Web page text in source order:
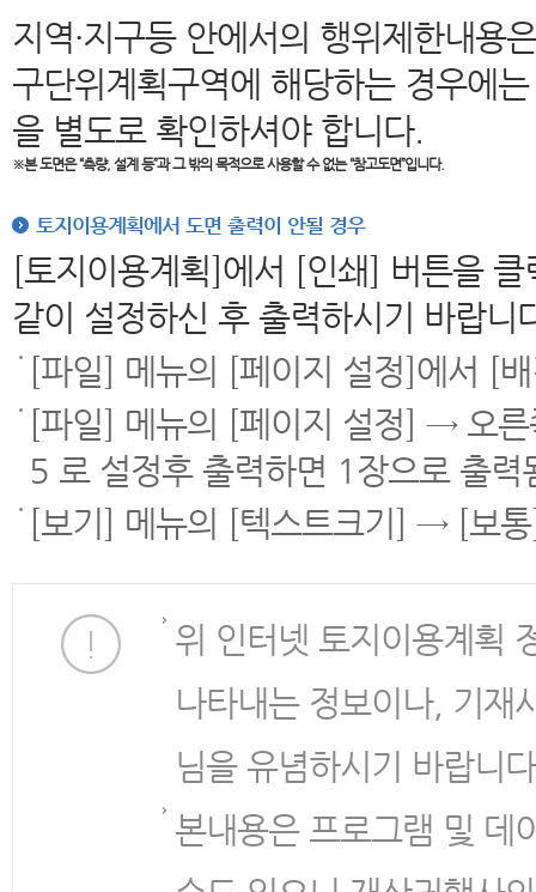
지역·지구등 안에서의 행위제한내용
구단위계획구역에 해당하는 경우에
을 별도로 확인하셔야 합니다.
※본 도면은“측량, 설계 등”과 그 밖의 목적으로 사용할 수 없는 “참고도면”입니다.
토지이용계획에서 도면 출력이 안될 경우
[토지이용계획]에서 [인쇄] 버튼을
같이 설정하신 후 출력하시기 바랍니
[파일] 메뉴의 [페이지 설정]에서 [
[파일] 메뉴의 [페이지 설정] → 오
5 로 설정후 출력하면 1장으로 출력
[보기] 메뉴의 [텍스트크기] → [보
위 인터넷 토지이용계획
나타내는 정보이나, 기재
님을 유념하시기 바랍니
본내용은 프로그램 및 데